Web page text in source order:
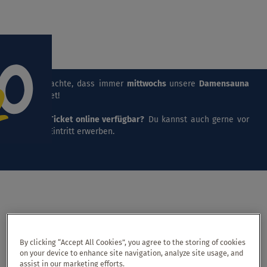
Bitte beachte, dass immer mittwochs unsere Damensauna
stattfindet!
E-Ticket online verfügbar? Du kannst auch gerne vor
Ort den Eintritt erwerben.
By clicking “Accept All Cookies”, you agree to the storing of cookies
on your device to enhance site navigation, analyze site usage, and
assist in our marketing efforts.